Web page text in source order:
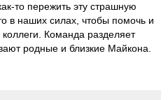
то пережить эту страшную
в наших силах, чтобы помочь и
Команда разделяет
родные и близкие Майкона.